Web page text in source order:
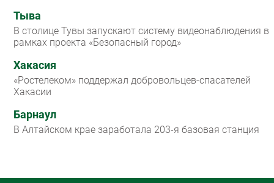
Тыва
В столице Тувы запускают систему видеонаблюдения в
рамках проекта «Безопасный город»
Хакасия
«Ростелеком» поддержал добровольцев-спасателей
Хакасии
Барнаул
В Алтайском крае заработала 203-я базовая станция